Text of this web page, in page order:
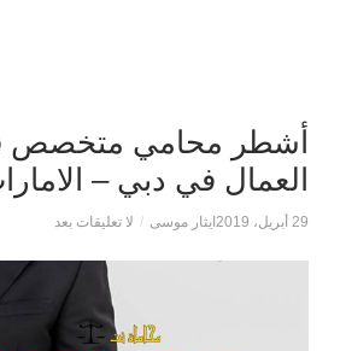
أشطر محامي متخصص
العمال في دبي –
29 أبريل، 2019 ايثار موسى / لا تعليقات بعد